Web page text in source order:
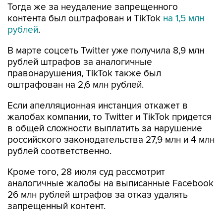
Тогда же за неудаление запрещенного
контента был оштрафован и TikTok на 1,5 млн
рублей.
В марте соцсеть Twitter уже получила 8,9 млн
рублей штрафов за аналогичные
правонарушения, TikTok также был
оштрафован на 2,6 млн рублей.
Если апелляционная инстанция откажет в
жалобах компании, то Twitter и TikTok придется
в общей сложности выплатить за нарушение
российского законодательства 27,9 млн и 4 млн
рублей соответственно.
Кроме того, 28 июля суд рассмотрит
аналогичные жалобы на выписанные Facebook
26 млн рублей штрафов за отказ удалять
запрещенный контент.